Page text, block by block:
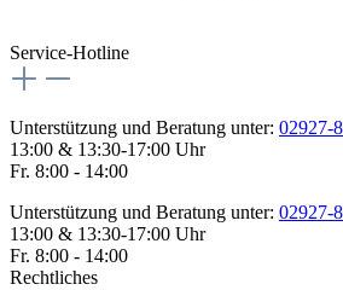
Service-Hotline
Unterstützung und Beratung unter: 02927-
13:00 & 13:30-17:00 Uhr
Fr. 8:00 - 14:00
Unterstützung und Beratung unter: 02927-
13:00 & 13:30-17:00 Uhr
Fr. 8:00 - 14:00
Rechtliches